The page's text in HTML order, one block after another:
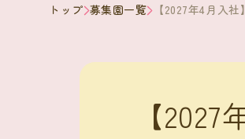
トップ 募集園一覧 【2027年4月入
【